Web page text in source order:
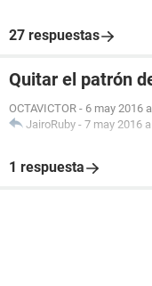
27 respuestas
Quitar el patrón
OCTAVICTOR - 6 may 2016
JairoRuby - 7 may 2016
1 respuesta